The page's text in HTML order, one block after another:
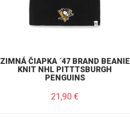
ZIMNÁ ČIAPKA ´47 BRAND BEANIE
KNIT NHL PITTTSBURGH
PENGUINS
21,90€